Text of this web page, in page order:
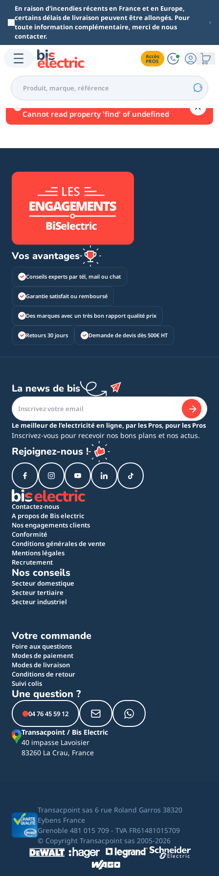
Aller au contenu principal
En raison d'incendies récents en France et en Europe,
certains délais de livraison peuvent être allongés. Pour
toute information complémentaire, merci de nous
contacter.
Accès
PROS
Une erreur est survenue.
Cannot read property 'find' of undefined
Vos avantages
Conseils experts par tél, mail ou chat
Garantie satisfait ou remboursé
Des marques avec un très bon rapport qualité prix
Retours 30 jours Demande de devis dès 500€ HT
La news de bis
Le meilleur de l’electricité en ligne, par les Pros, pour les Pros
Inscrivez-vous pour recevoir nos bons plans et nos actus.
Rejoignez-nous !
Contactez-nous
A propos de Bis electric
Nos engagements clients
Conformité
Conditions générales de vente
Mentions légales
Recrutement
Nos conseils
Secteur domestique
Secteur tertiaire
Secteur industriel
Votre commande
Foire aux questions
Modes de paiement
Modes de livraison
Conditions de retour
Suivi colis
Une question ?
04 76 45 59 12
Transacpoint / Bis Electric
40 impasse Lavoisier
83260 La Crau, France
Transacpoint sas 6 rue Roland Garros 38320
Eybens France
Grenoble 481 015 709 - TVA FR61481015709
© Copyright Transacpoint sas 2005-2026